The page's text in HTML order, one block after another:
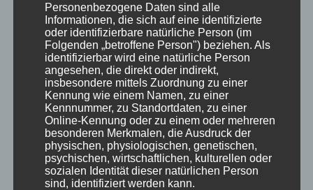
CURA SPORT BRILLIANCE
11,90€ Enthält 19% MwSt. zzgl.Versand
Lieferzeit: sofort lieferbar
In den Warenkorb Details
Personenbezogene Daten sind alle
Informationen, die sich auf eine identifizierte
oder identifizierbare natürliche Person (im
Folgenden „betroffene Person") beziehen. Als
identifizierbar wird eine natürliche Person
angesehen, die direkt oder indirekt,
insbesondere mittels Zuordnung zu einer
Kennung wie einem Namen, zu einer
Kennnummer, zu Standortdaten, zu einer
Online-Kennung oder zu einem oder mehreren
besonderen Merkmalen, die Ausdruck der
physischen, physiologischen, genetischen,
psychischen, wirtschaftlichen, kulturellen oder
sozialen Identität dieser natürlichen Person
sind, identifiziert werden kann.